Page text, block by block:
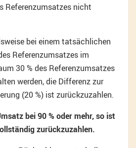
Referenzumsatzes nicht
bei einem tatsächlichen
Referenzumsatzes im
30 % des Referenzumsatzes
werden, die Differenz zur
(20 %) ist zurückzuzahlen.
bei 90 % oder mehr, so ist
zurückzuzahlen.